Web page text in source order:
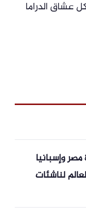
عشاق الدراما
وإسبانيا
لناشئات